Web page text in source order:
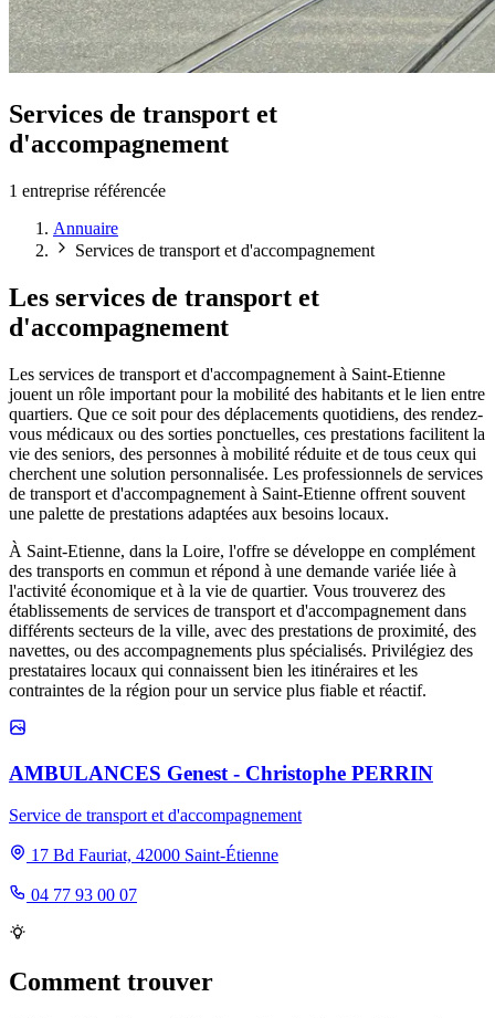
Services de transport et
d'accompagnement
1 entreprise référencée
Annuaire
Services de transport et d'accompagnement
Les services de transport et
d'accompagnement
Les services de transport et d'accompagnement à Saint-Etienne
jouent un rôle important pour la mobilité des habitants et le lien entre
quartiers. Que ce soit pour des déplacements quotidiens, des rendez-
vous médicaux ou des sorties ponctuelles, ces prestations facilitent la
vie des seniors, des personnes à mobilité réduite et de tous ceux qui
cherchent une solution personnalisée. Les professionnels de services
de transport et d'accompagnement à Saint-Etienne offrent souvent
une palette de prestations adaptées aux besoins locaux.
À Saint-Etienne, dans la Loire, l'offre se développe en complément
des transports en commun et répond à une demande variée liée à
l'activité économique et à la vie de quartier. Vous trouverez des
établissements de services de transport et d'accompagnement dans
différents secteurs de la ville, avec des prestations de proximité, des
navettes, ou des accompagnements plus spécialisés. Privilégiez des
prestataires locaux qui connaissent bien les itinéraires et les
contraintes de la région pour un service plus fiable et réactif.
AMBULANCES Genest - Christophe PERRIN
Service de transport et d'accompagnement
17 Bd Fauriat, 42000 Saint-Étienne
04 77 93 00 07
Comment trouver